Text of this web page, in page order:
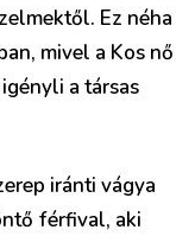
Ez néha
mivel a Kos nő
a társas
iránti vágya
férfival, aki